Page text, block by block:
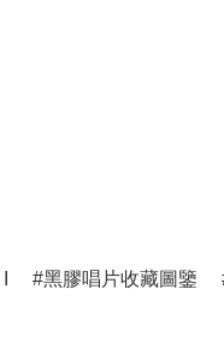
黑膠唱片收藏圖鑒